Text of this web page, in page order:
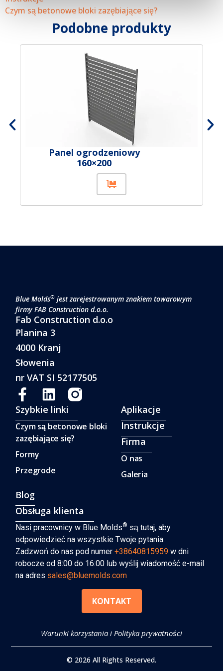
Czym są betonowe bloki zazębiające się?
Podobne produkty
Panel ogrodzeniowy
160×200
Blue Molds® jest zarejestrowanym znakiem towarowym
firmy FAB Construction d.o.o.
Fab Construction d.o.o
Planina 3
4000 Kranj
Słowenia
nr VAT SI 52177505
Szybkie linki
Czym są betonowe bloki
zazębiające się?
Formy
Przegrode
Aplikacje
Instrukcje
Firma
O nas
Galeria
Blog
Obsługa klienta
Nasi pracownicy w Blue Molds® są tutaj, aby
odpowiedzieć na wszystkie Twoje pytania.
Zadzwoń do nas pod numer+38640815959 w dni
robocze od 8:00 do 16:00 lub wyślij wiadomość e-mail
na adres sales@bluemolds.com
KONTAKT
Warunki korzystania i Polityka prywatności
© 2026 All Rights Reserved.